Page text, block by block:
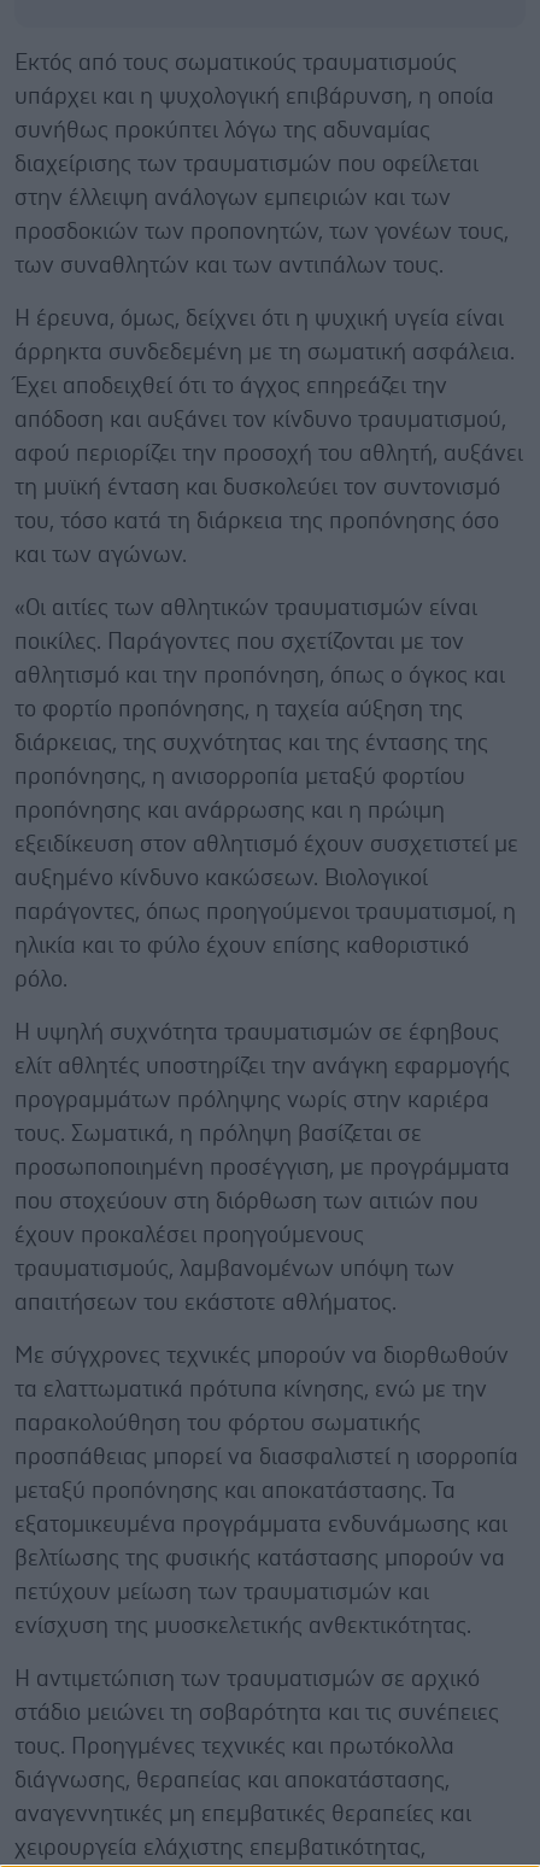
Εκτός από τους σωματικούς τραυματισμούς
υπάρχει και η ψυχολογική επιβάρυνση, η οποία
συνήθως προκύπτει λόγω της αδυναμίας
διαχείρισης των τραυματισμών που οφείλεται
στην έλλειψη ανάλογων εμπειριών και των
προσδοκιών των προπονητών, των γονέων τους,
των συναθλητών και των αντιπάλων τους.
Η έρευνα, όμως, δείχνει ότι η ψυχική υγεία είναι
άρρηκτα συνδεδεμένη με τη σωματική ασφάλεια.
Έχει αποδειχθεί ότι το άγχος επηρεάζει την
απόδοση και αυξάνει τον κίνδυνο τραυματισμού,
αφού περιορίζει την προσοχή του αθλητή, αυξάνει
τη μυϊκή ένταση και δυσκολεύει τον συντονισμό
του, τόσο κατά τη διάρκεια της προπόνησης όσο
και των αγώνων.
«Οι αιτίες των αθλητικών τραυματισμών είναι
ποικίλες. Παράγοντες που σχετίζονται με τον
αθλητισμό και την προπόνηση, όπως ο όγκος και
το φορτίο προπόνησης, η ταχεία αύξηση της
διάρκειας, της συχνότητας και της έντασης της
προπόνησης, η ανισορροπία μεταξύ φορτίου
προπόνησης και ανάρρωσης και η πρώιμη
εξειδίκευση στον αθλητισμό έχουν συσχετιστεί με
αυξημένο κίνδυνο κακώσεων. Βιολογικοί
παράγοντες, όπως προηγούμενοι τραυματισμοί, η
ηλικία και το φύλο έχουν επίσης καθοριστικό
ρόλο.
Η υψηλή συχνότητα τραυματισμών σε έφηβους
ελίτ αθλητές υποστηρίζει την ανάγκη εφαρμογής
προγραμμάτων πρόληψης νωρίς στην καριέρα
τους. Σωματικά, η πρόληψη βασίζεται σε
προσωποποιημένη προσέγγιση, με προγράμματα
που στοχεύουν στη διόρθωση των αιτιών που
έχουν προκαλέσει προηγούμενους
τραυματισμούς, λαμβανομένων υπόψη των
απαιτήσεων του εκάστοτε αθλήματος.
Με σύγχρονες τεχνικές μπορούν να διορθωθούν
τα ελαττωματικά πρότυπα κίνησης, ενώ με την
παρακολούθηση του φόρτου σωματικής
προσπάθειας μπορεί να διασφαλιστεί η ισορροπία
μεταξύ προπόνησης και αποκατάστασης. Τα
εξατομικευμένα προγράμματα ενδυνάμωσης και
βελτίωσης της φυσικής κατάστασης μπορούν να
πετύχουν μείωση των τραυματισμών και
ενίσχυση της μυοσκελετικής ανθεκτικότητας.
Η αντιμετώπιση των τραυματισμών σε αρχικό
στάδιο μειώνει τη σοβαρότητα και τις συνέπειες
τους. Προηγμένες τεχνικές και πρωτόκολλα
διάγνωσης, θεραπείας και αποκατάστασης,
αναγεννητικές μη επεμβατικές θεραπείες και
χειρουργεία ελάχιστης επεμβατικότητας,